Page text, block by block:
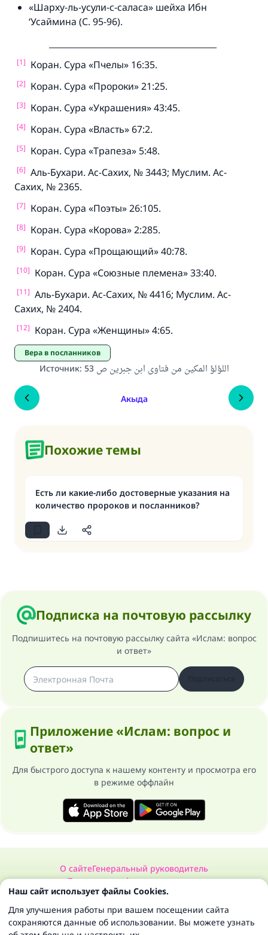
«Шарху-ль-усули-с-саласа» шейха Ибн
‘Усаймина (С. 95-96).
[1] Коран. Сура «Пчелы» 16:35.
[2] Коран. Сура «Пророки» 21:25.
[3] Коран. Сура «Украшения» 43:45.
[4] Коран. Сура «Власть» 67:2.
[5] Коран. Сура «Трапеза» 5:48.
[6] Аль-Бухари. Ас-Сахих, № 3443; Муслим. Ас-
Сахих, № 2365.
[7] Коран. Сура «Поэты» 26:105.
[8] Коран. Сура «Корова» 2:285.
[9] Коран. Сура «Прощающий» 40:78.
[10] Коран. Сура «Союзные племена» 33:40.
[11] Аль-Бухари. Ас-Сахих, № 4416; Муслим. Ас-
Сахих, № 2404.
[12] Коран. Сура «Женщины» 4:65.
Вера в посланников
Источник: اللؤلؤ المكين من فتاوى ابن جبرين ص 53
Акыда
Похожие темы
Есть ли какие-либо достоверные указания на
количество пророков и посланников?
Подписка на почтовую рассылку
Подпишитесь на почтовую рассылку сайта «Ислам: вопрос
и ответ»
Приложение «Ислам: вопрос и
ответ»
Для быстрого доступа к нашему контенту и просмотра его
в режиме оффлайн
О сайтеГенеральный руководитель
Политика конфиденциальности
Сайт «Ислам: вопрос и ответ». Все права защищены 1997-2025 ©
Наш сайт использует файлы Cookies.
Для улучшения работы при вашем посещении сайта
сохраняются данные об использовании. Вы можете узнать